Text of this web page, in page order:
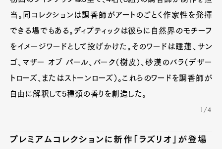
当。同コレクションは調香師がアートのごとく作家性を発揮
できる場でもある。ディプティックは彼らに自然界のモチーフ
をイメージワードとして投げかけた。そのワードは睡蓮、サン
ゴ、マザー オブ パール、バーク（樹皮）、砂漠のバラ（デザー
トローズ、またはストーンローズ）。これらのワードを調香師が
自由に解釈して5種類の香りを創造した。
1/4
プレミアムコレクションに新作「ラズリオ」が登場